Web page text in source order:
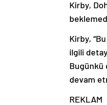
ilgili
Bugünkü
devam